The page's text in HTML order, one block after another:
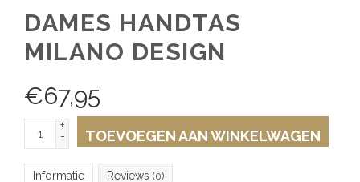
DAMES HANDTAS
MILANO DESIGN
€67,95
+
-
TOEVOEGEN AAN WINKELWAGEN
Informatie Reviews (0)